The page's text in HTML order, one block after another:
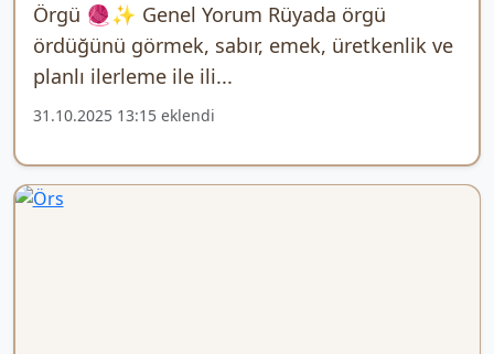
Örgü 🧶✨ Genel Yorum Rüyada örgü
ördüğünü görmek, sabır, emek, üretkenlik ve
planlı ilerleme ile ili...
31.10.2025 13:15 eklendi